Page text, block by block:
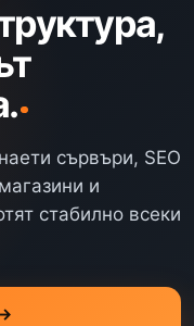
сървъри, SEO
и
стабилно всеки
→